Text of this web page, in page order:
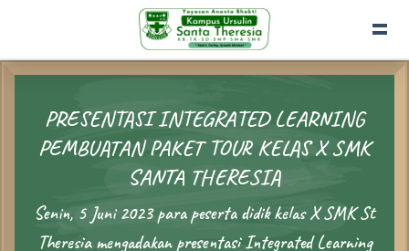
PRESENTASI INTEGRATED LEARNING
PEMBUATAN PAKET TOUR KELAS X SMK
SANTA THERESIA
Senin, 5 Juni 2023 para peserta didik kelas X SMK St
Theresia mengadakan presentasi Integrated Learning